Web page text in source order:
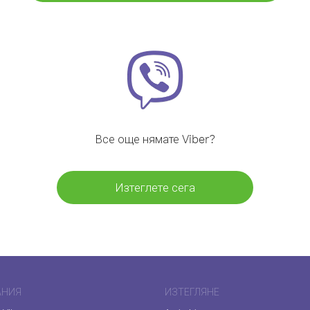
Все още нямате Viber?
Изтеглете сега
ИЗТЕГЛЯНЕ